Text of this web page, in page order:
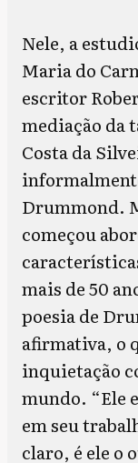
Nele, a
Maria do
escritor
mediação da
Costa da
Drummond.
começou
mais de 50
poesia de
afirmativa, o
inquietação
mundo. “Ele
em seu
claro, é ele o